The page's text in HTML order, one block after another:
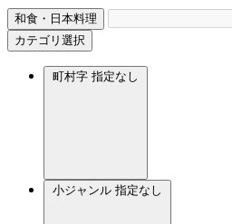
和食・日本料理
カテゴリ選択
町村字 指定なし
小ジャンル 指定なし